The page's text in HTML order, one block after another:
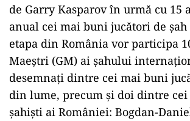
de Garry Kasparov în urmă cu 15
anual cei mai buni jucători de
etapa din România vor participa
Maeştri (GM) ai şahului
desemnaţi dintre cei mai buni
din lume, precum şi doi dintre
şahişti ai României: Bogdan-